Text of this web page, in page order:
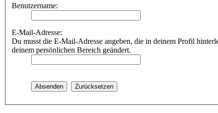
Benutzername:
E-Mail-Adresse:
Du musst die E-Mail-Adresse angeben, die in deinem Profil
deinem persönlichen Bereich geändert.